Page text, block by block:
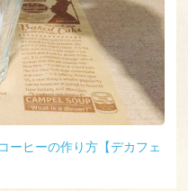
ーヒーの作り方【デカフェ